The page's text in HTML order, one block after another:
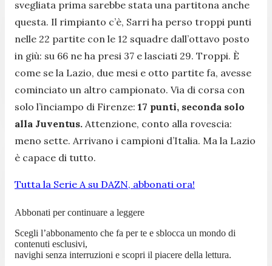
svegliata prima sarebbe stata una partitona anche
questa. Il rimpianto c’è, Sarri ha perso troppi punti
nelle 22 partite con le 12 squadre dall’ottavo posto
in giù: su 66 ne ha presi 37 e lasciati 29. Troppi. È
come se la Lazio, due mesi e otto partite fa, avesse
cominciato un altro campionato. Via di corsa con
solo l’inciampo di Firenze: 17 punti, seconda solo
alla Juventus. Attenzione, conto alla rovescia:
meno sette. Arrivano i campioni d’Italia. Ma la Lazio
è capace di tutto.
Tutta la Serie A su DAZN, abbonati ora!
Abbonati per continuare a leggere
Scegli l’abbonamento che fa per te e sblocca un mondo di
contenuti esclusivi,
navighi senza interruzioni e scopri il piacere della lettura.